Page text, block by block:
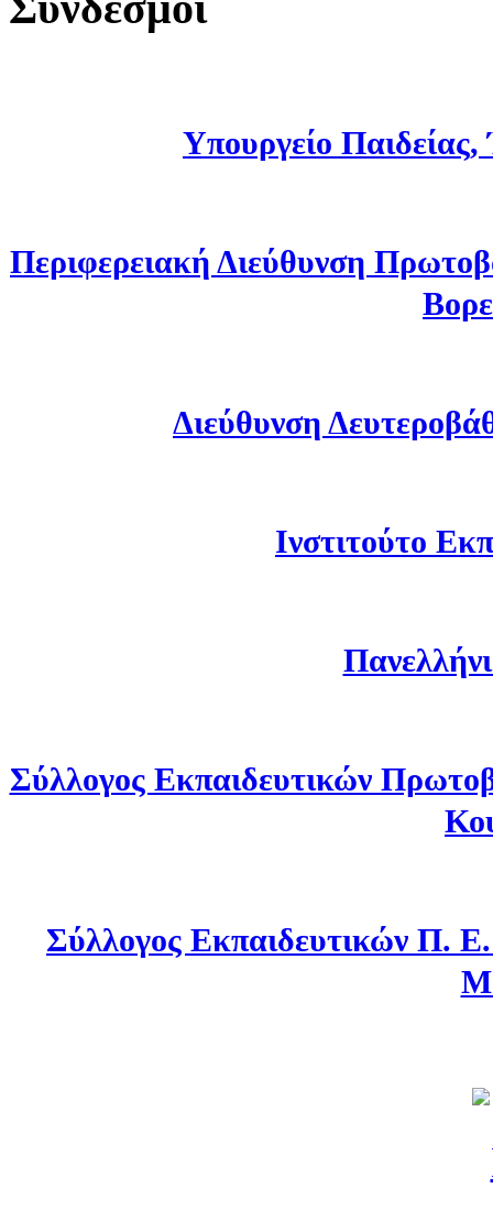
Υπουργείο
Περιφερειακή Διεύθυνση
Διεύθυνση
Ινστιτούτο
Σύλλογος Εκπαιδευτικών
Σύλλογος Εκπαιδευτικών Π.